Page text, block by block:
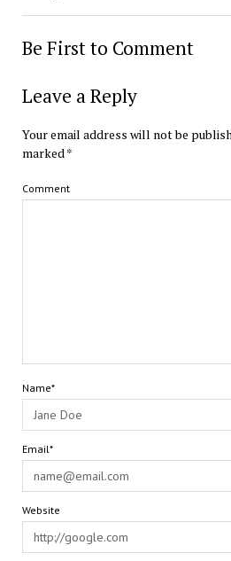
Be First to Comment
Leave a Reply
Your email address will not be
marked*
Comment
Name*
Email*
Website